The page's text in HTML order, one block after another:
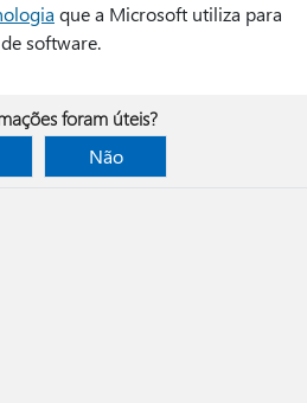
que a Microsoft utiliza para
software.
foram úteis?
Não